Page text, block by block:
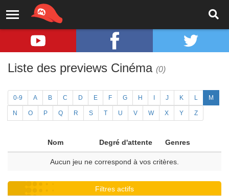
Liste des previews Cinéma (0)
0-9 A B C D E F G H J K L M
N O P Q R S T U V W X Y Z
Nom Degré d'attente Genres
Aucun jeu ne correspond à vos critères.
Filtres actifs